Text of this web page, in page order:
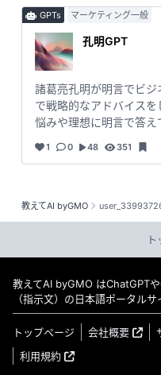
教えてAI byGMO
GPTs マーケティング一般
孔明GPT
諸葛亮孔明が明言でビ
で戦略的なアドバイス
悩みや理想に明言で答え
1 0 48 351
教えてAI byGMO はChatGPT
（指示文）の日本語ポータルサ
トップページ 会社概要
利用規約